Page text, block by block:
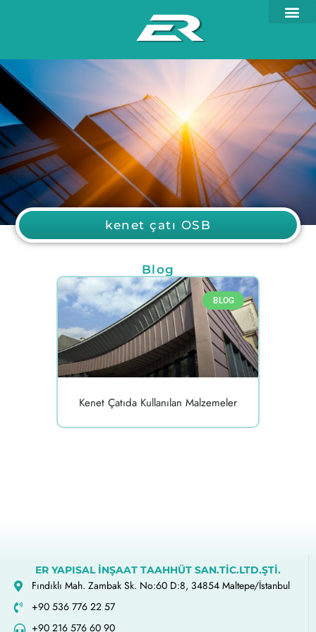
kenet çatı OSB
Blog
BLOG
Kenet Çatıda Kullanılan Malzemeler
ER YAPISAL İNŞAAT TAAHHÜT SAN.TİC.LTD.ŞTİ.
Fındıklı Mah. Zambak Sk. No:60 D:8, 34854 Maltepe/İstanbul
+90 536 776 22 57
+90 216 576 60 90